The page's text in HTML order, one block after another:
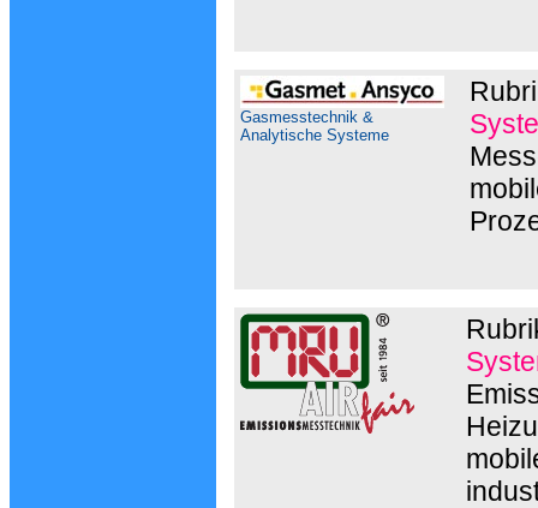
Gasmesstechnik &
Analytische Systeme